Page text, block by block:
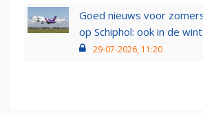
Goed nieuws voor
op Schiphol: ook in de
29-07-2026, 11:20